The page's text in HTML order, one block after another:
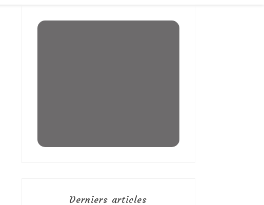
Derniers articles